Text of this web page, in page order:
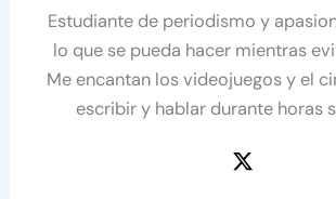
Estudiante de periodismo y
lo que se pueda hacer mientras
Me encantan los videojuegos y el
escribir y hablar durante horas